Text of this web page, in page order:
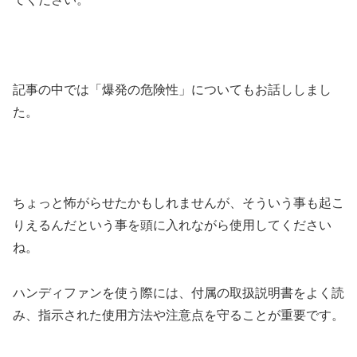
記事の中では「爆発の危険性」についてもお話ししまし
た。
ちょっと怖がらせたかもしれませんが、そういう事も起こ
りえるんだという事を頭に入れながら使用してください
ね。
ハンディファンを使う際には、付属の取扱説明書をよく読
み、指示された使用方法や注意点を守ることが重要です。